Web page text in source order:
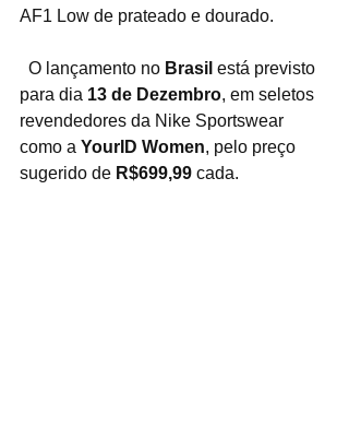
AF1 Low de prateado e dourado.
  O lançamento no
Brasil está previsto
para dia 13 de Dezembro, em seletos
revendedores da Nike Sportswear
como a YourID Women, pelo preço
sugerido de R$699,99 cada.